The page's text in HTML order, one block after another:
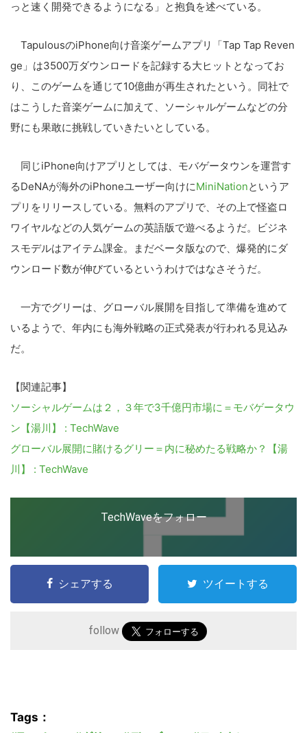
っと速く開発できるようになる」と抱負を述べている。
TapulousのiPhone向け音楽ゲームアプリ「Tap Tap Reven
ge」は3500万ダウンロードを記録する大ヒットとなってお
り、このゲームを通じて10億曲が再生されたという。同社で
はこうした音楽ゲームに加えて、ソーシャルゲームなどの分
野にも果敢に挑戦していきたいとしている。
同じiPhone向けアプリとしては、モバゲータウンを運営す
るDeNAが海外のiPhoneユーザー向けにMiniNationというア
プリをリリースしている。無料のアプリで、その上で怪盗ロ
ワイヤルなどの人気ゲームの英語版で遊べるようだ。ビジネ
スモデルはアイテム課金。まだベータ版なので、爆発的にダ
ウンロード数が伸びているというわけではなさそうだ。
一方でグリーは、グローバル展開を目指して準備を進めて
いるようで、年内にも海外戦略の正式発表が行われる見込み
だ。
【関連記事】
ソーシャルゲームは２，３年で3千億円市場に＝モバゲータウ
ン【湯川】 : TechWave
グローバル展開に賭けるグリー＝内に秘めたる戦略か？【湯
川】 : TechWave
TechWaveをフォロー
シェアする ツイートする
follow
Tags：